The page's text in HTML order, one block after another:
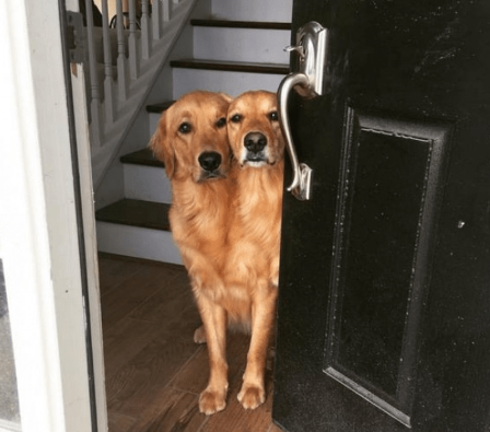
Cool Esport
Pořady
TV Program
Sledujte prima+
Přihlášení
Sledujte nás